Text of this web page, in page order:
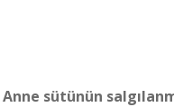
Anne sütünün